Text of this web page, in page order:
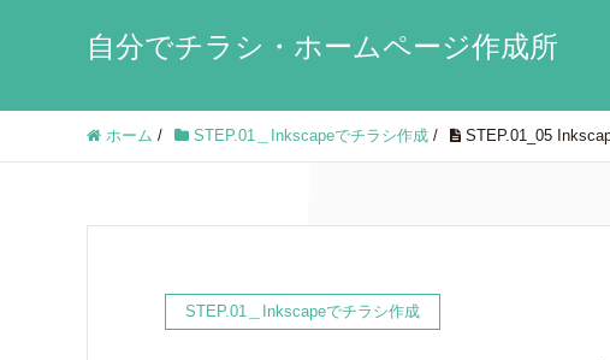
自分でチラシ・ホームページ作成所
ホーム / STEP.01＿Inkscapeでチラシ作成 / STEP.01_05
STEP.01＿Inkscapeでチラシ作成